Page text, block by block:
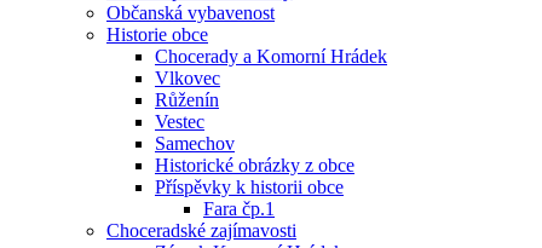
Občanská vybavenost
Historie obce
Chocerady a Komorní Hrádek
Vlkovec
Růženín
Vestec
Samechov
Historické obrázky z obce
Příspěvky k historii obce
Fara čp.1
Choceradské zajímavosti